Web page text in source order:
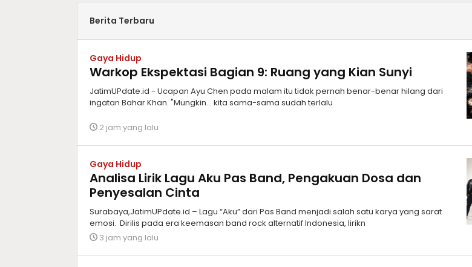
Berita Terbaru
Gaya Hidup
Warkop Ekspektasi Bagian 9: Ruang yang Kian Sunyi
JatimUPdate.id - Ucapan Ayu Chen pada malam itu tidak pernah benar-benar hilang dari
ingatan Bahar Khan. "Mungkin... kita sama-sama sudah terlalu
2 jam yang lalu
Gaya Hidup
Analisa Lirik Lagu Aku Pas Band, Pengakuan Dosa dan
Penyesalan Cinta
Surabaya,JatimUPdate.id – Lagu “Aku” dari Pas Band menjadi salah satu karya yang sarat
emosi. Dirilis pada era keemasan band rock alternatif Indonesia, lirikn
3 jam yang lalu